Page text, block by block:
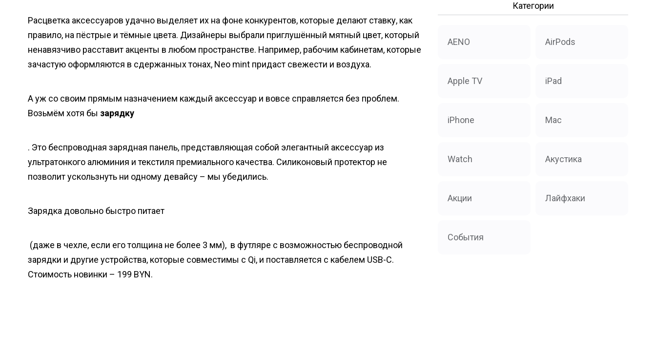
Расцветка аксессуаров удачно выделяет их на фоне конкурентов, которые делают ставку, как
правило, на пёстрые и тёмные цвета. Дизайнеры выбрали приглушённый мятный цвет, который
ненавязчиво расставит акценты в любом пространстве. Например, рабочим кабинетам, которые
зачастую оформляются в сдержанных тонах, Neo mint придаст свежести и воздуха.
А уж со своим прямым назначением каждый аксессуар и вовсе справляется без проблем.
Возьмём хотя бы зарядку
. Это беспроводная зарядная панель, представляющая собой элегантный аксессуар из
ультратонкого алюминия и текстиля премиального качества. Силиконовый протектор не
позволит ускользнуть ни одному девайсу – мы убедились.
Зарядка довольно быстро питает
(даже в чехле, если его толщина не более 3 мм), в футляре с возможностью беспроводной
зарядки и другие устройства, которые совместимы с Qi, и поставляется с кабелем USB-C.
Стоимость новинки – 199 BYN.
Категории
AENO AirPods
Apple TV iPad
iPhone Mac
Watch Акустика
Акции Лайфхаки
События